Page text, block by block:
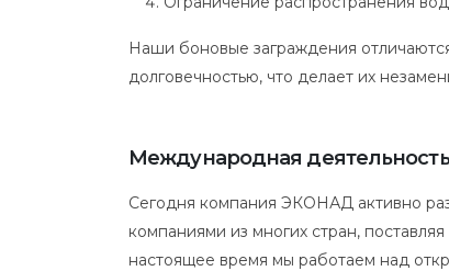
Наши боновые заграждения
долговечностью, что делает их
Международная
Сегодня компания ЭКОНАД активно
компаниями из многих стран,
настоящее время мы работаем над